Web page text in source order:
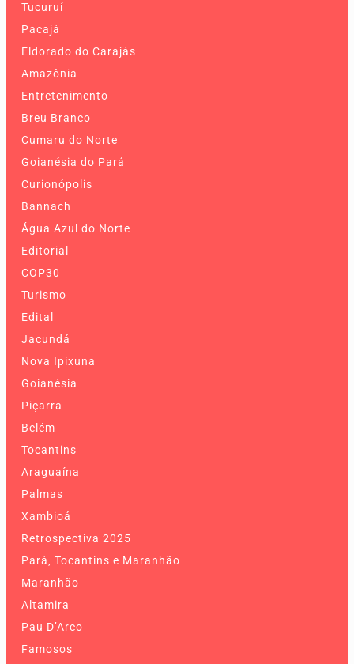
Tucuruí
Pacajá
Eldorado do Carajás
Amazônia
Entretenimento
Breu Branco
Cumaru do Norte
Goianésia do Pará
Curionópolis
Bannach
Água Azul do Norte
Editorial
COP30
Turismo
Edital
Jacundá
Nova Ipixuna
Goianésia
Piçarra
Belém
Tocantins
Araguaína
Palmas
Xambioá
Retrospectiva 2025
Pará, Tocantins e Maranhão
Maranhão
Altamira
Pau D’Arco
Famosos